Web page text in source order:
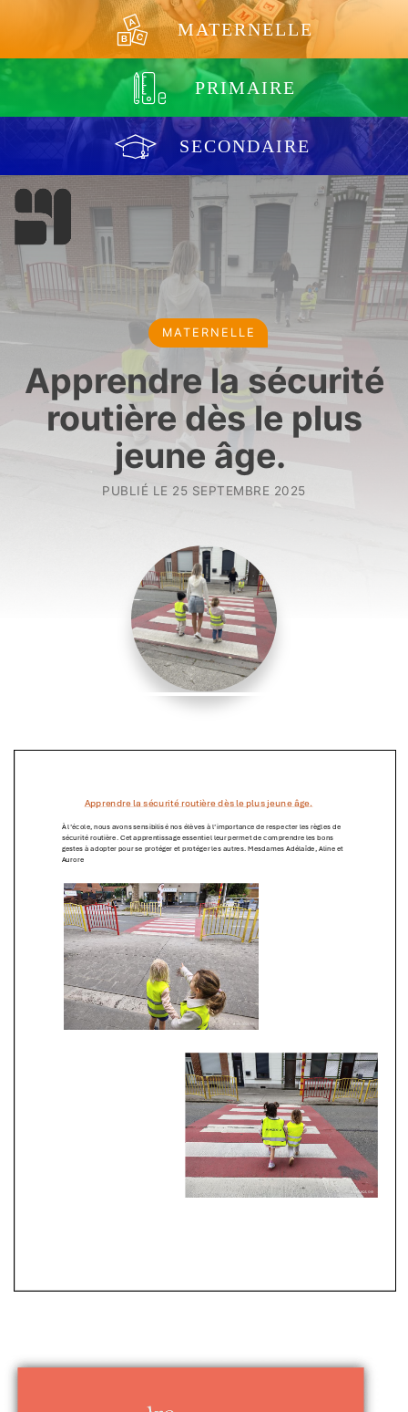
MATERNELLE
PRIMAIRE
SECONDAIRE
MATERNELLE
Apprendre la sécurité
routière dès le plus
jeune âge.
PUBLIÉ LE 25 SEPTEMBRE 2025